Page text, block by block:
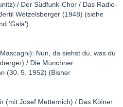
/ Der Südfunk-Chor / Das Radio-
Wetzelsberger (1948) (siehe
'Gala')
Nun, da siehst du, was du
/ Die Münchner
(30. 5. 1952) (Bisher
(mit Josef Metternich) / Das Kölner